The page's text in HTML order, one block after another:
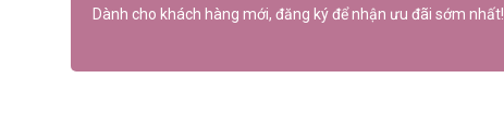
Dành cho khách hàng mới, đăng ký để nhận ưu đãi sớm nhất!